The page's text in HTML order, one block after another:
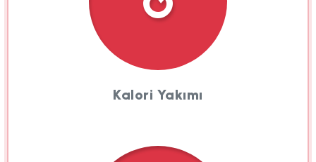
Kalori Yakımı